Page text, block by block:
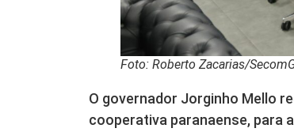
Foto: Roberto Zacarias/
O governador Jorginho Mello
cooperativa paranaense, para